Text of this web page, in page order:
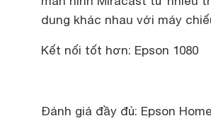
dung khác nhau với máy
Kết nối tốt hơn: Epson 1080
Đánh giá đầy đủ: Epson